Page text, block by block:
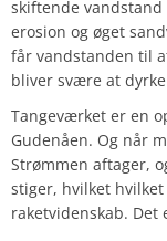
skiftende
erosion og øget
får vandstanden til
bliver svære at
Tangeværket er en
Gudenåen. Og når
Strømmen aftager,
stiger, hvilket
raketvidenskab. Det